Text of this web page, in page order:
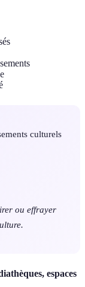
culturels
ou effrayer
espaces